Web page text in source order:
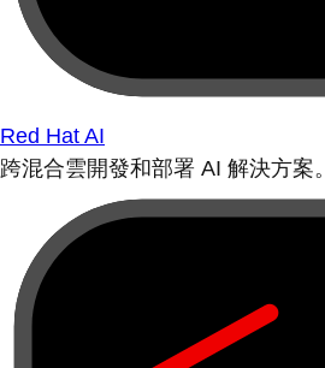
Red Hat AI
跨混合雲開發和部署 AI 解決方案。